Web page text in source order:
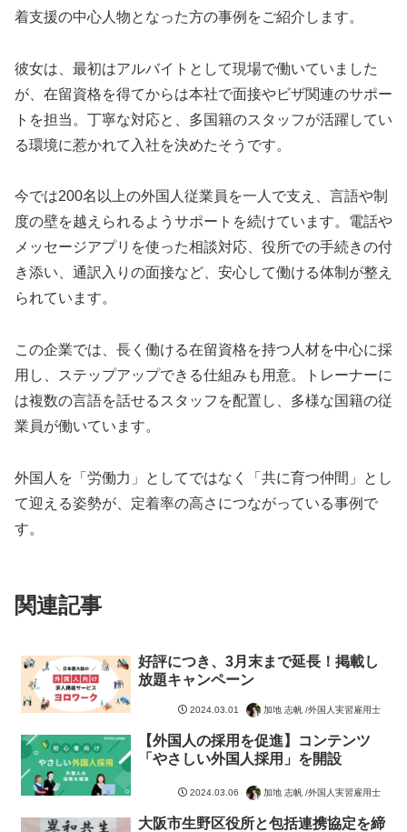
着支援の中心人物となった方の事例をご紹介します。
彼女は、最初はアルバイトとして現場で働いていました
が、在留資格を得てからは本社で面接やビザ関連のサポー
トを担当。丁寧な対応と、多国籍のスタッフが活躍してい
る環境に惹かれて入社を決めたそうです。
今では200名以上の外国人従業員を一人で支え、言語や制
度の壁を越えられるようサポートを続けています。電話や
メッセージアプリを使った相談対応、役所での手続きの付
き添い、通訳入りの面接など、安心して働ける体制が整え
られています。
この企業では、長く働ける在留資格を持つ人材を中心に採
用し、ステップアップできる仕組みも用意。トレーナーに
は複数の言語を話せるスタッフを配置し、多様な国籍の従
業員が働いています。
外国人を「労働力」としてではなく「共に育つ仲間」とし
て迎える姿勢が、定着率の高さにつながっている事例で
す。
関連記事
好評につき、3月末まで延長！掲載し
放題キャンペーン
2024.03.01 加地 志帆 /外国人実習雇用士
【外国人の採用を促進】コンテンツ
「やさしい外国人採用」を開設
2024.03.06 加地 志帆 /外国人実習雇用士
大阪市生野区役所と包括連携協定を締